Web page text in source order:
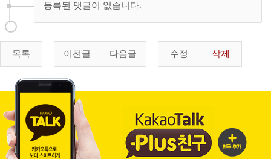
등록된 댓글이 없습니다.
목록 이전글 다음글 수정 삭제